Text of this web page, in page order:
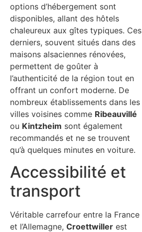
options d’hébergement sont
disponibles, allant des hôtels
chaleureux aux gîtes typiques. Ces
derniers, souvent situés dans des
maisons alsaciennes rénovées,
permettent de goûter à
l’authenticité de la région tout en
offrant un confort moderne. De
nombreux établissements dans les
villes voisines comme Ribeauvillé
ou Kintzheim sont également
recommandés et ne se trouvent
qu’à quelques minutes en voiture.
Accessibilité et
transport
Véritable carrefour entre la France
et l’Allemagne, Croettwiller est